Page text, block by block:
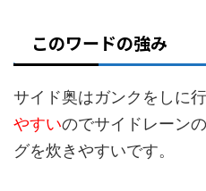
このワードの強み
サイド奥はガンクをしに
やすいのでサイドレーン
グを炊きやすいです。